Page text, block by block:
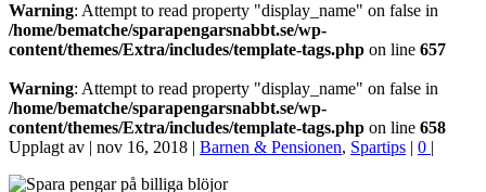
Warning: Attempt to read property "display_name" on false in
/home/bematche/sparapengarsnabbt.se/wp-
content/themes/Extra/includes/template-tags.php on line 657
Warning: Attempt to read property "display_name" on false in
/home/bematche/sparapengarsnabbt.se/wp-
content/themes/Extra/includes/template-tags.php on line 658
Upplagt av | nov 16, 2018 | Barnen & Pensionen, Spartips | 0 |